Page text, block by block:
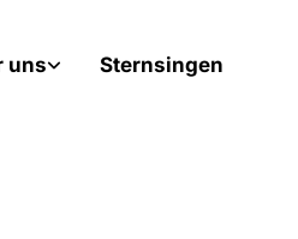
uns Sternsingen